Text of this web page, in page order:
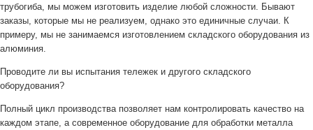
трубогиба, мы можем изготовить изделие любой сложности. Бывают
заказы, которые мы не реализуем, однако это единичные случаи. К
примеру, мы не занимаемся изготовлением складского оборудования из
алюминия.
Проводите ли вы испытания тележек и другого складского
оборудования?
Полный цикл производства позволяет нам контролировать качество на
каждом этапе, а современное оборудование для обработки металла